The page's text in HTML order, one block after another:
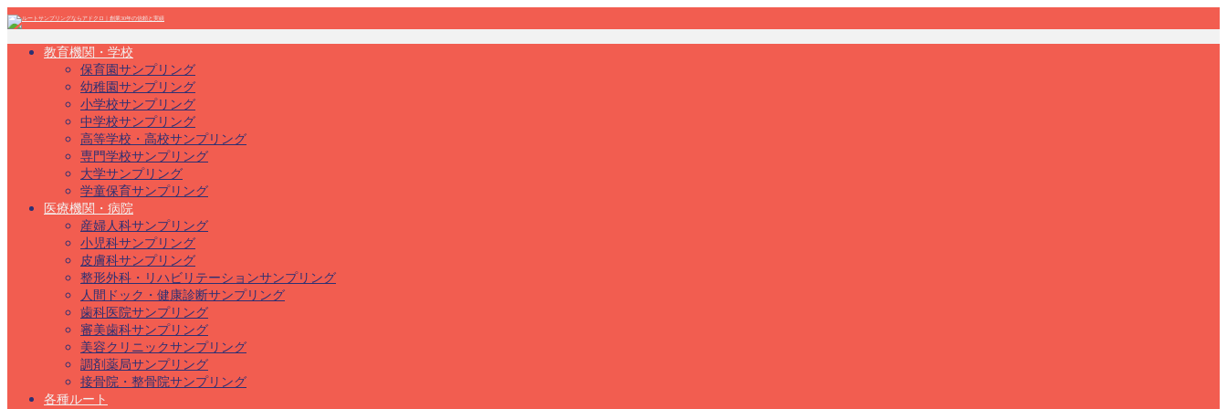
教育機関・学校
保育園サンプリング
幼稚園サンプリング
小学校サンプリング
中学校サンプリング
高等学校・高校サンプリング
専門学校サンプリング
大学サンプリング
学童保育サンプリング
医療機関・病院
産婦人科サンプリング
小児科サンプリング
皮膚科サンプリング
整形外科・リハビリテーションサンプリング
人間ドック・健康診断サンプリング
歯科医院サンプリング
審美歯科サンプリング
美容クリニックサンプリング
調剤薬局サンプリング
接骨院・整骨院サンプリング
各種ルート